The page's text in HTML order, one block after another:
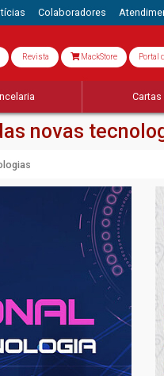
Colaboradores
Revista MackStore Portal
Cartas
novas